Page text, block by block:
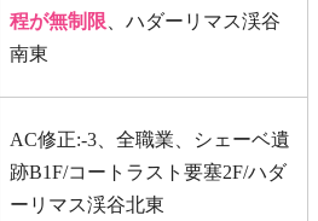
程が無制限 、ハダーリマス渓谷
南東
AC修正:-3、全職業、シェーベ遺
跡B1F/コートラスト要塞2F/ハダ
ーリマス渓谷北東